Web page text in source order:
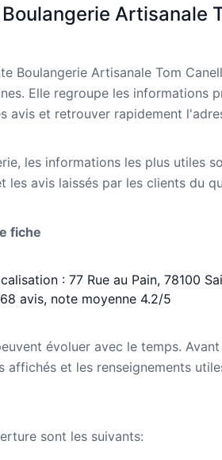
Artisanale
Boulangerie Artisanale Tom
Elle regroupe les informations
avis et retrouver rapidement
les informations les plus utiles
les avis laissés par les clients du
fiche
: 77 Rue au Pain, 78100
avis, note moyenne 4.2/5
évoluer avec le temps.
affichés et les renseignements
sont les suivants: